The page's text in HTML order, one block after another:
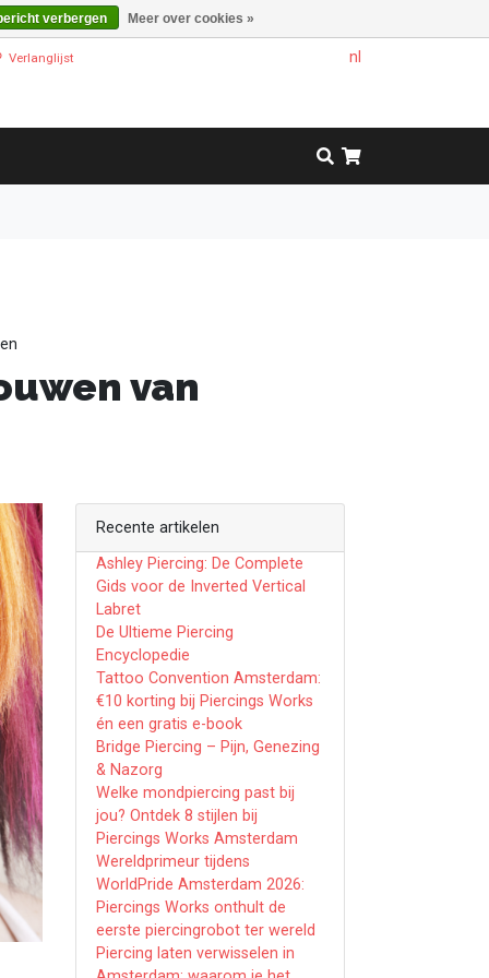
verbergen Meer over cookies »
Verlanglijst nl
van
Recente artikelen
Ashley Piercing: De Complete
Gids voor de Inverted Vertical
Labret
De Ultieme Piercing
Encyclopedie
Tattoo Convention Amsterdam:
€10 korting bij Piercings Works
én een gratis e-book
Bridge Piercing – Pijn, Genezing
& Nazorg
Welke mondpiercing past bij
jou? Ontdek 8 stijlen bij
Piercings Works Amsterdam
Wereldprimeur tijdens
WorldPride Amsterdam 2026:
Piercings Works onthult de
eerste piercingrobot ter wereld
Piercing laten verwisselen in